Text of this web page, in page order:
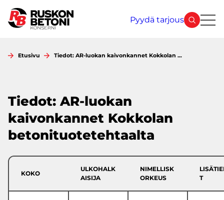
sisältöön
Pyydä tarjous
Etusivu Tiedot: AR-luokan kaivonkannet Kokkolan …
Tiedot: AR-luokan
kaivonkannet Kokkolan
betonituotetehtaalta
KOKO
ULKOHALK
AISIJA
NIMELLISK
ORKEUS
T